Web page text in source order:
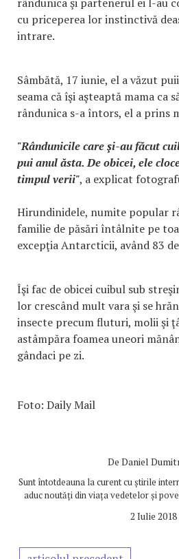
cu priceperea lor instinctivă
intrare.
Sâmbătă, 17 iunie, el a văzut
seama că îşi aşteaptă mama ca
rândunica s-a întors, el a prins
"Rândunicile care şi-au făcut
pui anul ăsta. De obicei, ele
timpul verii", a explicat
Hirundinidele, numite popular
familie de păsări întâlnite pe
excepţia Antarcticii, având 83
Îşi fac de obicei cuibul sub
lor crescând mult vara şi se
insecte precum fluturi, molii şi
astâmpăra foamea uneori
gândaci pe zi.
Foto: Daily Mail
De Daniel
Sunt întotdeauna la curent cu știrile
aduc noutăți din viața vedetelor și
2 Iulie 2018